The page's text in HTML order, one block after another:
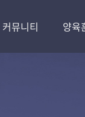
커뮤니티 양육